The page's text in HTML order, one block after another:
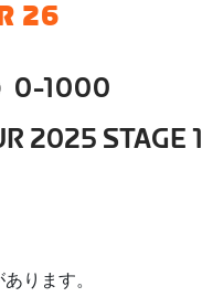
26
0-1000
2025 STAGE 1
ります。